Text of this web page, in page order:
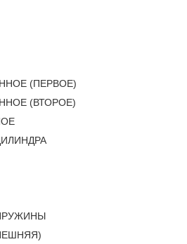
(ПЕРВОЕ)
(ВТОРОЕ)